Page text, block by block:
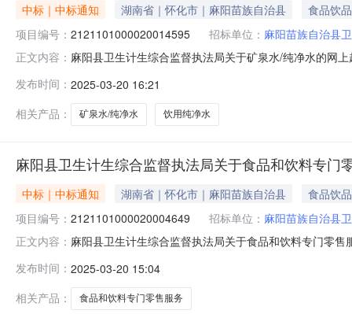
中标｜中标通知 湖南省｜怀化市｜麻阳苗族自治县
食品饮品
项目编号： 2121101000020014595 招标单位： 麻阳苗族自治县
正文内容： 麻阳县卫生计生综合监督执法局关于矿泉水/纯净水的网
编码:431226项目所在行政区划名称:湖南省怀化市麻阳
发布时间： 2025-03-20 16:21
相关产品：
矿泉水/纯净水 饮用纯净水
麻阳县卫生计生综合监督执法局关于食品和饮料专门
中标｜中标通知 湖南省｜怀化市｜麻阳苗族自治县
食品饮品
项目编号： 2121101000020004649 招标单位： 麻阳苗族自治县
正文内容： 麻阳县卫生计生综合监督执法局关于食品和饮料专门零
息：项目所在行政区划编码:431226项目所在行政区划名
发布时间： 2025-03-20 15:04
相关产品：
食品和饮料专门零售服务